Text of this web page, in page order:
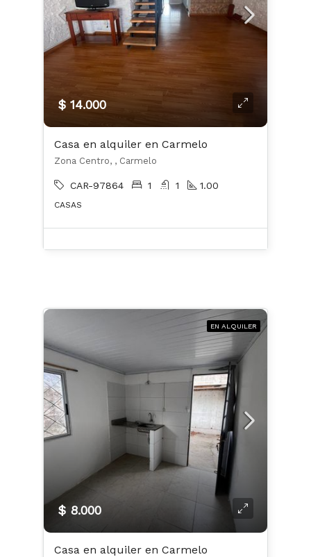
$ 14.000
Casa en alquiler en Carmelo
Zona Centro, , Carmelo
CAR-97864 1 1 1.00
CASAS
EN ALQUILER
$ 8.000
Casa en alquiler en Carmelo